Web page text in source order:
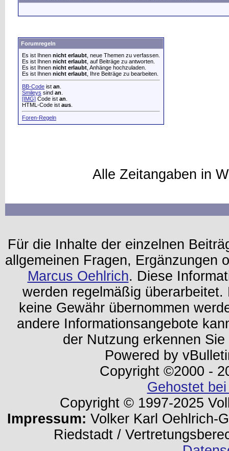
Forumregeln
Es ist Ihnen nicht erlaubt , neue Themen zu verfassen.
Es ist Ihnen nicht erlaubt , auf Beiträge zu antworten.
Es ist Ihnen nicht erlaubt , Anhänge hochzuladen.
Es ist Ihnen nicht erlaubt , Ihre Beiträge zu bearbeiten.
BB-Code ist an
Smileys sind an
[IMG] Code ist an
HTML-Code ist aus
Foren-Regeln
Alle Zeitangaben in
Für die Inhalte der einzelnen
allgemeinen Fragen, Ergänzungen
Marcus Oehlrich. Diese
werden regelmäßig
keine Gewähr übernommen
andere Informationsangebote
der Nutzung erkennen
Powered by
Copyright ©2000 -
Gehostet
Copyright © 1997-2025
Impressum: Volker Karl Oehlrich-
Riedstadt /